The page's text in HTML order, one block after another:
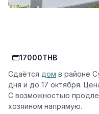
17000THB
Сдаётся дом в районе
дня и до 17 октября.
С возможностью
хозяином напрямую.